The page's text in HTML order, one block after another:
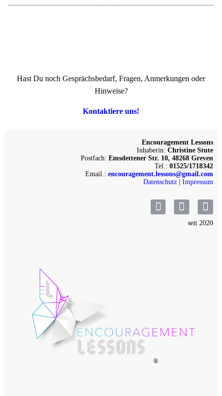
Hast Du noch Gesprächsbedarf, Fragen, Anmerkungen oder
Hinweise?
Kontaktiere uns!
Encouragement Lessons
Inhaberin: Christine Stute
Postfach: Emsdettener Str. 10, 48268 Greven
Tel.: 01525/1718342
Email.: encouragement.lessons@gmail.com
Datenschutz | Impressum
seit 2020
®